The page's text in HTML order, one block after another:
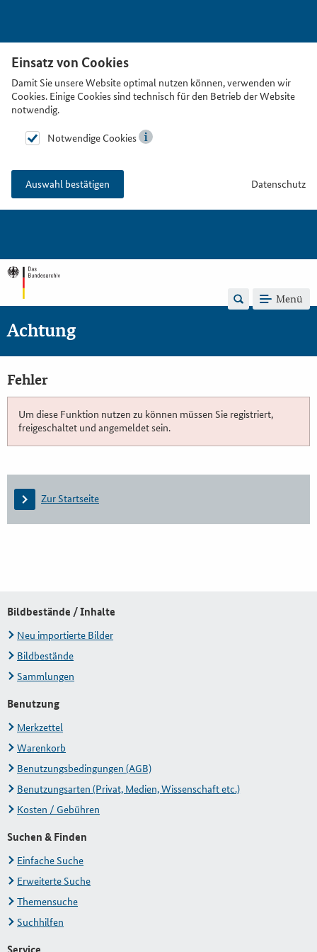
Einsatz von Cookies
Damit Sie unsere Website optimal nutzen können, verwenden wir
Cookies. Einige Cookies sind technisch für den Betrieb der Website
notwendig.
Notwendige Cookies
Auswahl bestätigen Datenschutz
Menü
Achtung
Fehler
Um diese Funktion nutzen zu können müssen Sie registriert,
freigeschaltet und angemeldet sein.
Zur Startseite
Bildbestände / Inhalte
Neu importierte Bilder
Bildbestände
Sammlungen
Benutzung
Merkzettel
Warenkorb
Benutzungsbedingungen (AGB)
Benutzungsarten (Privat, Medien, Wissenschaft etc.)
Kosten / Gebühren
Suchen & Finden
Einfache Suche
Erweiterte Suche
Themensuche
Suchhilfen